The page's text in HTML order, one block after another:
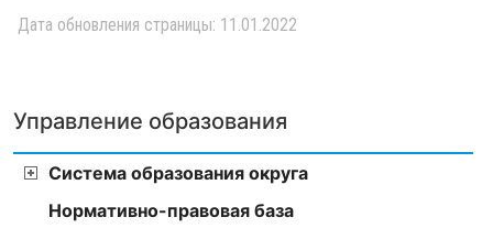
Управление образования
Система образования округа
Нормативно-правовая база
Дата обновления страницы: 11.01.2022